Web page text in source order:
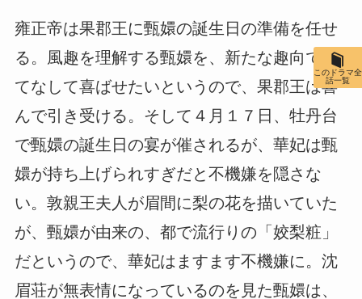
雍正帝は果郡王に甄嬛の誕生日の準備を任せ
る。風趣を理解する甄嬛を、新たな趣向でも
てなして喜ばせたいというので、果郡王は喜
んで引き受ける。そして４月１７日、牡丹台
で甄嬛の誕生日の宴が催されるが、華妃は甄
嬛が持ち上げられすぎだと不機嫌を隠さな
い。敦親王夫人が眉間に梨の花を描いていた
が、甄嬛が由来の、都で流行りの「姣梨粧」
だというので、華妃はますます不機嫌に。沈
眉荘が無表情になっているのを見た甄嬛は、
このドラマ全
話一覧